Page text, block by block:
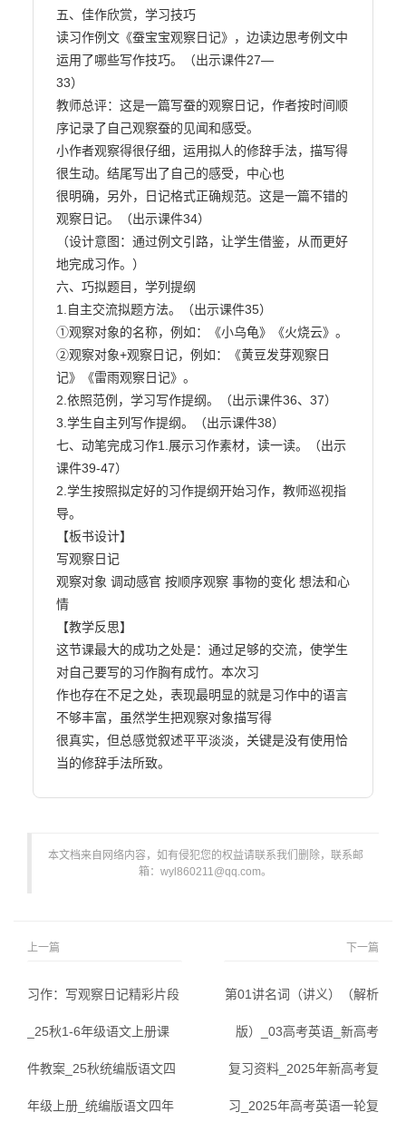
五、佳作欣赏，学习技巧
读习作例文《蚕宝宝观察日记》，边读边思考例文中
运用了哪些写作技巧。（出示课件27—
33）
教师总评：这是一篇写蚕的观察日记，作者按时间顺
序记录了自己观察蚕的见闻和感受。
小作者观察得很仔细，运用拟人的修辞手法，描写得
很生动。结尾写出了自己的感受，中心也
很明确，另外，日记格式正确规范。这是一篇不错的
观察日记。（出示课件34）
（设计意图：通过例文引路，让学生借鉴，从而更好
地完成习作。）
六、巧拟题目，学列提纲
1.自主交流拟题方法。（出示课件35）
①观察对象的名称，例如：《小乌龟》《火烧云》。
②观察对象+观察日记，例如：《黄豆发芽观察日
记》《雷雨观察日记》。
2.依照范例，学习写作提纲。（出示课件36、37）
3.学生自主列写作提纲。（出示课件38）
七、动笔完成习作1.展示习作素材，读一读。（出示
课件39-47）
2.学生按照拟定好的习作提纲开始习作，教师巡视指
导。
【板书设计】
写观察日记
观察对象 调动感官 按顺序观察 事物的变化 想法和心
情
【教学反思】
这节课最大的成功之处是：通过足够的交流，使学生
对自己要写的习作胸有成竹。本次习
作也存在不足之处，表现最明显的就是习作中的语言
不够丰富，虽然学生把观察对象描写得
很真实，但总感觉叙述平平淡淡，关键是没有使用恰
当的修辞手法所致。
本文档来自网络内容，如有侵犯您的权益请联系我们删除，联系邮
箱：wyl860211@qq.com。
上一篇
习作：写观察日记精彩片段
_25秋1-6年级语文上册课
件教案_25秋统编版语文四
年级上册_统编版语文四年
下一篇
第01讲名词（讲义）（解析
版）_03高考英语_新高考
复习资料_2025年新高考复
习_2025年高考英语一轮复